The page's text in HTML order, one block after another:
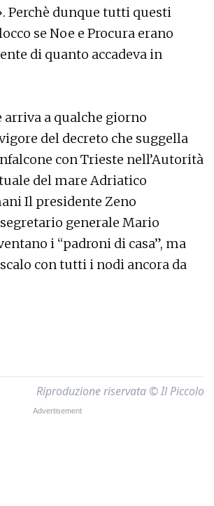
Perchè dunque tutti questi
se Noe e Procura erano
di quanto accadeva in
arriva a qualche giorno
del decreto che suggella
con Trieste nell’Autorità
del mare Adriatico
Il presidente Zeno
generale Mario
i “padroni di casa”, ma
con tutti i nodi ancora da
Riproduzione riservata © Il Piccolo